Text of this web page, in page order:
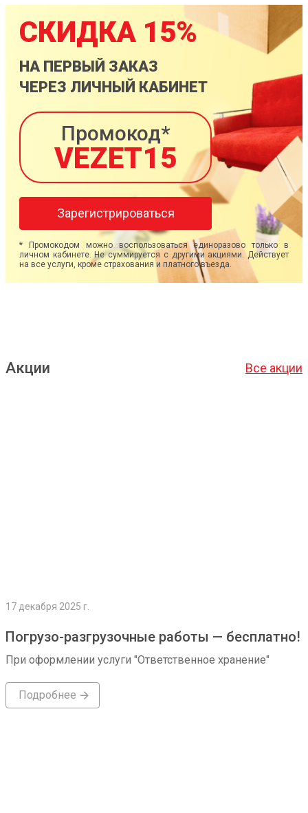
СКИДКА 15%
НА ПЕРВЫЙ ЗАКАЗ
ЧЕРЕЗ ЛИЧНЫЙ КАБИНЕТ
Промокод*
VEZET15
Зарегистрироваться
* Промокодом можно воспользоваться единоразово только в
личном кабинете. Не суммируется с другими акциями. Действует
на все услуги, кроме страхования и платного въезда.
Акции Все акции
17 декабря 2025 г.
Погрузо-разгрузочные работы — бесплатно!
При оформлении услуги "Ответственное хранение"
Подробнее